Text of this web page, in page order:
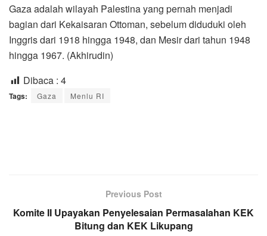
Gaza adalah wilayah Palestina yang pernah menjadi
bagian dari Kekaisaran Ottoman, sebelum diduduki oleh
Inggris dari 1918 hingga 1948, dan Mesir dari tahun 1948
hingga 1967. (Akhirudin)
Dibaca : 4
Tags: Gaza Menlu RI
Previous Post
Komite II Upayakan Penyelesaian Permasalahan KEK
Bitung dan KEK Likupang